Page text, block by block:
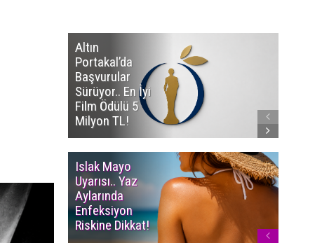
Altın
Portakal’da
Başvurular
Sürüyor.. En İyi
Film Ödülü 5
Milyon TL!
Islak Mayo
Uyarısı.. Yaz
Aylarında
Enfeksiyon
Riskine Dikkat!